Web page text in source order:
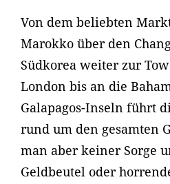
Von dem beliebten
Marokko über den
Südkorea weiter zur
London bis an die
Galapagos-Inseln führt
rund um den gesamten
man aber keiner Sorge
Geldbeutel oder